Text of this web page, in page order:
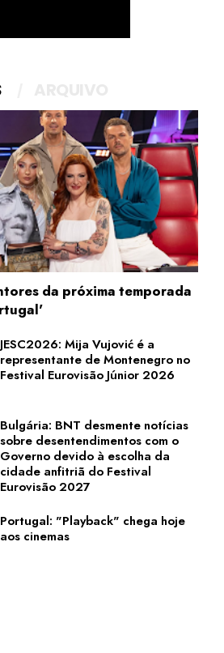
da próxima temporada
JESC2026: Mija Vujović é a
representante de Montenegro no
Festival Eurovisão Júnior 2026
Bulgária: BNT desmente notícias
sobre desentendimentos com o
Governo devido à escolha da
cidade anfitriã do Festival
Eurovisão 2027
Portugal: "Playback" chega hoje
aos cinemas